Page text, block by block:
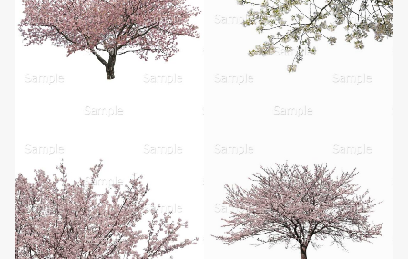
無料ダウンロード 無料ダウンロード